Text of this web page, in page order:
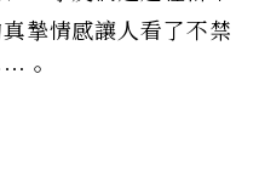
摯情感讓人看了不禁
。